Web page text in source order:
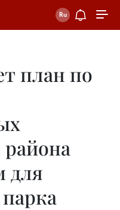
план по
для